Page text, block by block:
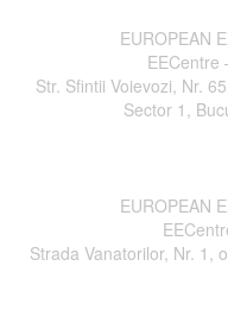
EUROPEAN
EECentre
Str. Sfintii Voievozi, Nr.
Sector 1,
EUROPEAN
Strada Vanatorilor, Nr. 1,